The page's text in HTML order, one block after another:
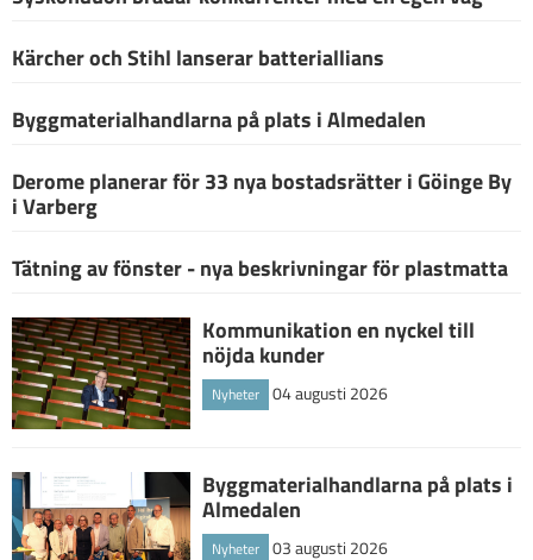
Kärcher och Stihl lanserar batteriallians
Byggmaterialhandlarna på plats i Almedalen
Derome planerar för 33 nya bostadsrätter i Göinge By
i Varberg
Tätning av fönster - nya beskrivningar för plastmatta
Kommunikation en nyckel till
nöjda kunder
Nyheter 04 augusti 2026
Byggmaterialhandlarna på plats i
Almedalen
Nyheter 03 augusti 2026